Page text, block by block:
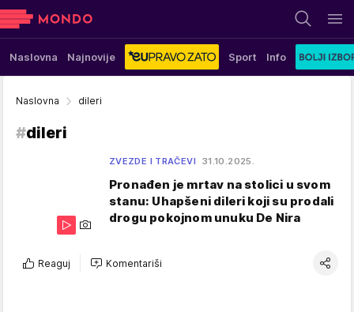
Naslovna Najnovije Sport Info
Naslovna dileri
#dileri
ZVEZDE I TRAČEVI 31.10.2025.
Pronađen je mrtav na stolici u svom
stanu: Uhapšeni dileri koji su prodali
drogu pokojnom unuku De Nira
Reaguj Komentariši